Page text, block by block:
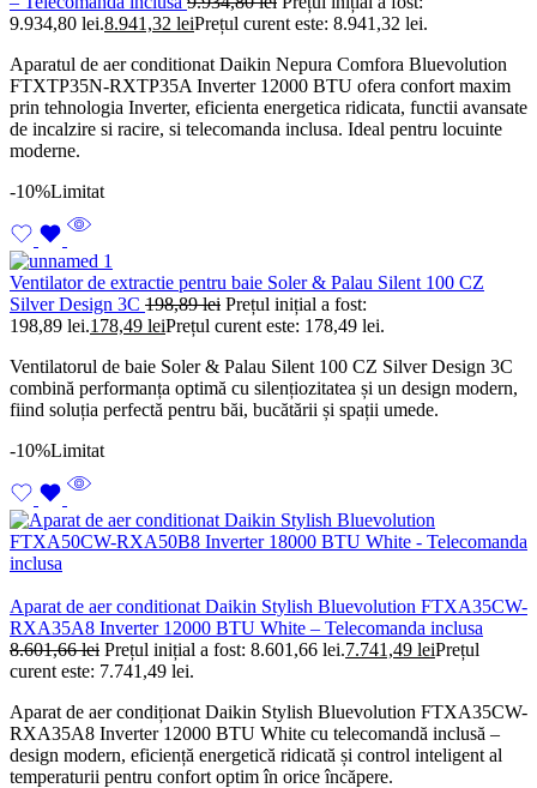
9.934,80 lei.8.941,32 leiPrețul curent este: 8.941,32 lei.
Aparatul de aer conditionat Daikin Nepura Comfora Bluevolution
FTXTP35N-RXTP35A Inverter 12000 BTU ofera confort maxim
prin tehnologia Inverter, eficienta energetica ridicata, functii avansate
de incalzire si racire, si telecomanda inclusa. Ideal pentru locuinte
moderne.
-10%Limitat
Ventilator de extractie pentru baie Soler & Palau Silent 100 CZ
Silver Design 3C 198,89lei Prețul inițial a fost:
198,89 lei.178,49 leiPrețul curent este: 178,49 lei.
Ventilatorul de baie Soler & Palau Silent 100 CZ Silver Design 3C
combină performanța optimă cu silențiozitatea și un design modern,
fiind soluția perfectă pentru băi, bucătării și spații umede.
-10%Limitat
Aparat de aer conditionat Daikin Stylish Bluevolution FTXA35CW-
RXA35A8 Inverter 12000 BTU White – Telecomanda inclusa
8.601,66lei Prețul inițial a fost: 8.601,66 lei.7.741,49 leiPrețul
curent este: 7.741,49 lei.
Aparat de aer condiționat Daikin Stylish Bluevolution FTXA35CW-
RXA35A8 Inverter 12000 BTU White cu telecomandă inclusă –
design modern, eficiență energetică ridicată și control inteligent al
temperaturii pentru confort optim în orice încăpere.